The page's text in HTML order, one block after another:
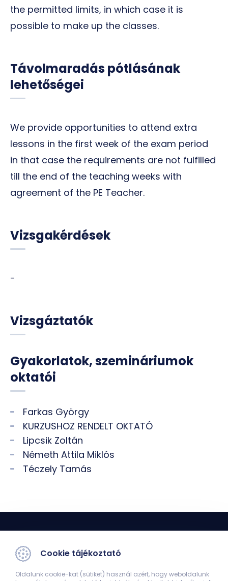
the permitted limits, in which case it is
possible to make up the classes.
Távolmaradás pótlásának
lehetőségei
We provide opportunities to attend extra
lessons in the first week of the exam period
in that case the requirements are not fulfilled
till the end of the teaching weeks with
agreement of the PE Teacher.
Vizsgakérdések
-
Vizsgáztatók
Gyakorlatok, szemináriumok
oktatói
Farkas György
KURZUSHOZ RENDELT OKTATÓ
Lipcsik Zoltán
Németh Attila Miklós
Téczely Tamás
Cookie tájékoztató
Oldalunk cookie-kat (sütiket) használ azért, hogy weboldalunk